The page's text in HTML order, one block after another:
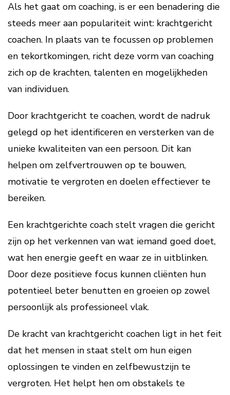
Als het gaat om coaching, is er een benadering die
steeds meer aan populariteit wint: krachtgericht
coachen. In plaats van te focussen op problemen
en tekortkomingen, richt deze vorm van coaching
zich op de krachten, talenten en mogelijkheden
van individuen.
Door krachtgericht te coachen, wordt de nadruk
gelegd op het identificeren en versterken van de
unieke kwaliteiten van een persoon. Dit kan
helpen om zelfvertrouwen op te bouwen,
motivatie te vergroten en doelen effectiever te
bereiken.
Een krachtgerichte coach stelt vragen die gericht
zijn op het verkennen van wat iemand goed doet,
wat hen energie geeft en waar ze in uitblinken.
Door deze positieve focus kunnen cliënten hun
potentieel beter benutten en groeien op zowel
persoonlijk als professioneel vlak.
De kracht van krachtgericht coachen ligt in het feit
dat het mensen in staat stelt om hun eigen
oplossingen te vinden en zelfbewustzijn te
vergroten. Het helpt hen om obstakels te